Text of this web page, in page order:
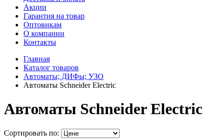
Акции
Гарантия на товар
Оптовикам
О компании
Контакты
Главная
Каталог товаров
Автоматы; ДИФы; УЗО
Автоматы Schneider Electric
Автоматы Schneider Electric
Сортировать по: